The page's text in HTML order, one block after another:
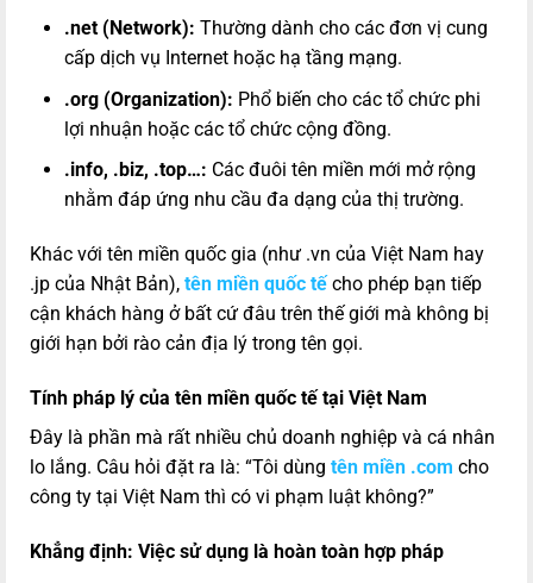
.net (Network): Thường dành cho các đơn vị cung
cấp dịch vụ Internet hoặc hạ tầng mạng.
.org (Organization): Phổ biến cho các tổ chức phi
lợi nhuận hoặc các tổ chức cộng đồng.
.info, .biz, .top…: Các đuôi tên miền mới mở rộng
nhằm đáp ứng nhu cầu đa dạng của thị trường.
Khác với tên miền quốc gia (như .vn của Việt Nam hay
.jp của Nhật Bản), tên miền quốc tế cho phép bạn tiếp
cận khách hàng ở bất cứ đâu trên thế giới mà không bị
giới hạn bởi rào cản địa lý trong tên gọi.
Tính pháp lý của tên miền quốc tế tại Việt Nam
Đây là phần mà rất nhiều chủ doanh nghiệp và cá nhân
lo lắng. Câu hỏi đặt ra là: “Tôi dùng tên miền .com cho
công ty tại Việt Nam thì có vi phạm luật không?”
Khẳng định: Việc sử dụng là hoàn toàn hợp pháp